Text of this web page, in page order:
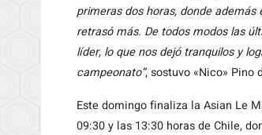
primeras dos horas, donde
retrasó más. De todos modos las
líder, lo que nos dejó tranquilos y
campeonato”, sostuvo «Nico» Pino
Este domingo finaliza la Asian Le
09:30 y las 13:30 horas de Chile,